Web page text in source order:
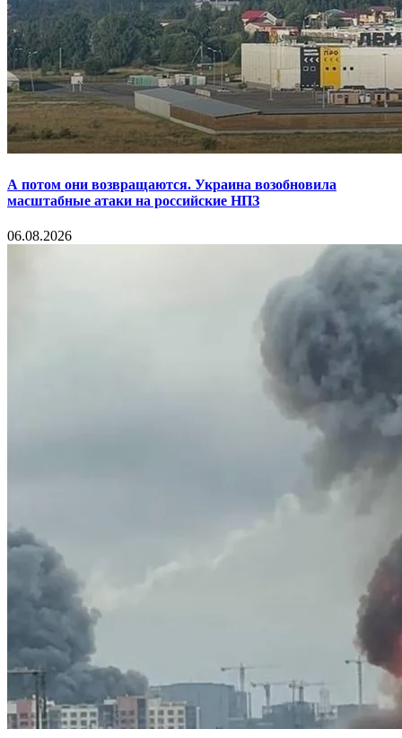
А потом они возвращаются. Украина возобновила
масштабные атаки на российские НПЗ
06.08.2026